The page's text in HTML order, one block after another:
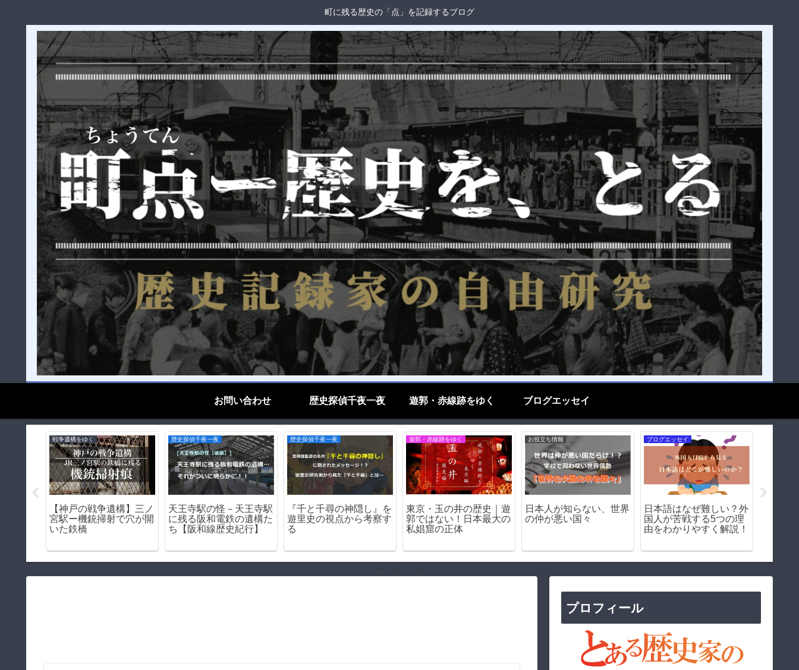
町に残る歴史の「点」を記録するブログ
お問い合わせ 歴史探偵千夜一夜 遊郭・赤線跡をゆく ブログエッセイ
歴史探偵千夜一夜
横山やすし－昭和最後の
芸人の幼少期を訪ねる
遊郭・赤線跡をゆく
天王新地の歴史（和歌山
県和歌山市）｜遊郭・赤
線跡をゆく｜
ブログエッセイ
あの会社が…倒産して今
はないゲーム会社たち
ブログエッセイ
京大はなぜ変人を生むの
か－その理由を考察する
遊郭・赤線跡をゆく
堺・乳守遊郭（大阪府堺
市）｜遊郭・赤線跡をゆ
歴史探偵千夜一夜
阪和線の前身「阪和電
鉄」とは？｜天王寺〜和
歌山を結んだ伝説の私鉄
プロフィール